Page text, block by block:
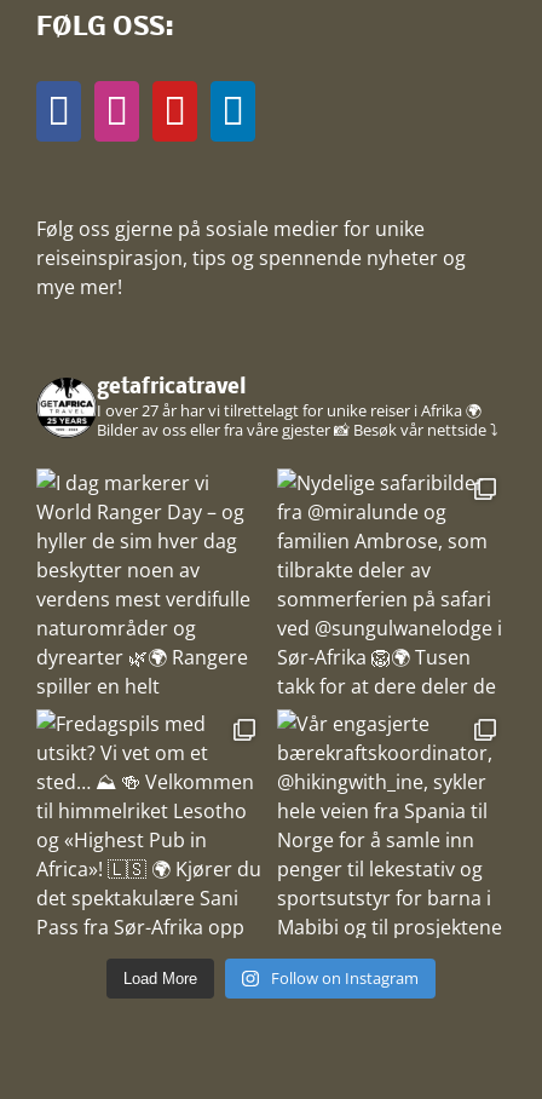
FØLG OSS:
Følg oss gjerne på sosiale medier for unike
reiseinspirasjon, tips og spennende nyheter og
mye mer!
getafricatravel
I over 27 år har vi tilrettelagt for unike reiser i Afrika 🌍
Bilder av oss eller fra våre gjester 📸 Besøk vår nettside ⤵️
Load More Follow on Instagram